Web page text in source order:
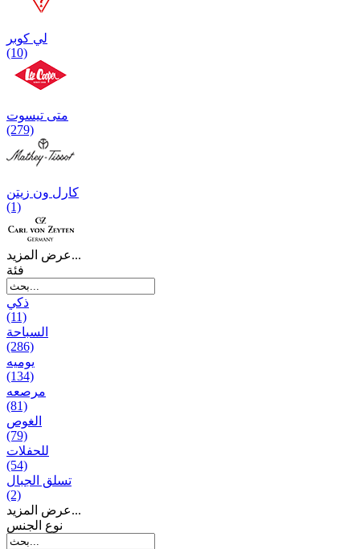
لي كوبر
(10)
متی تیسوت
(279)
کارل ون زیتن
(1)
عرض المزيد...
فئة
ذكي
(11)
السباحة
(286)
يومیه
(134)
مرصعه
(81)
الغوص
(79)
للحفلات
(54)
تسلق الجبال
(2)
عرض المزيد...
نوع الجنس